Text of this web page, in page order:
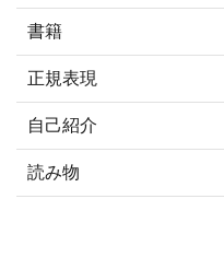
書籍
正規表現
自己紹介
読み物